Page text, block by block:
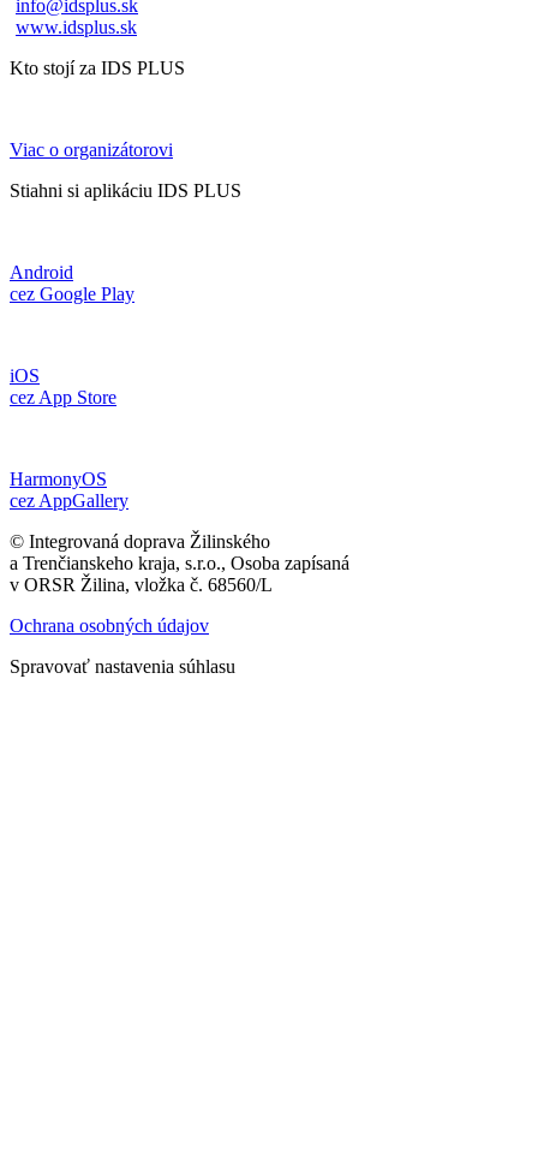
info@idsplus.sk
www.idsplus.sk
Kto stojí za IDS PLUS
Viac o organizátorovi
Stiahni si aplikáciu IDS PLUS
Android
cez Google Play
iOS
cez App Store
HarmonyOS
cez AppGallery
© Integrovaná doprava Žilinského
a Trenčianskeho kraja, s.r.o., Osoba zapísaná
v ORSR Žilina, vložka č. 68560/L
Ochrana osobných údajov
Spravovať nastavenia súhlasu